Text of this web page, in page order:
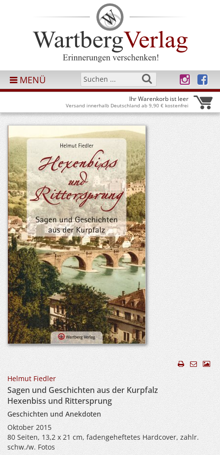
MENÜ
Ihr Warenkorb ist leer
Versand innerhalb Deutschland ab 9,90 € kostenfrei
Helmut Fiedler
Sagen und Geschichten aus der Kurpfalz
Hexenbiss und Rittersprung
Geschichten und Anekdoten
Oktober 2015
80 Seiten, 13,2 x 21 cm, fadengeheftetes Hardcover, zahlr.
schw./w. Fotos